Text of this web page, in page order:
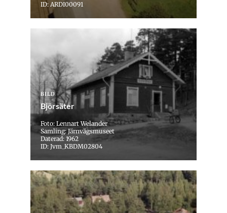
ID: ARDI00091
BILD
Björsäter
Foto: Lennart Welander
Samling: Järnvägsmuseet
Daterad: 1962
ID: Jvm_KBDM02804